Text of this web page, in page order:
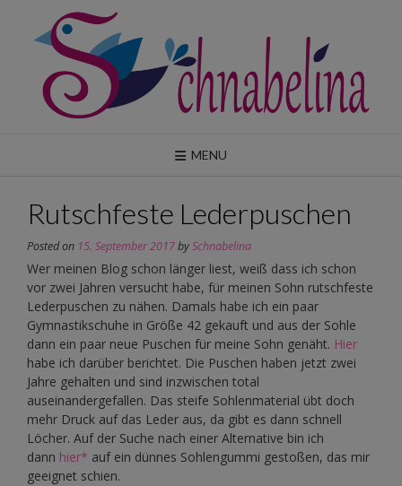
content
MENU
Rutschfeste Lederpuschen
Posted on 15. September 2017bySchnabelina
Wer meinen Blog schon länger liest, weiß dass ich schon
vor zwei Jahren versucht habe, für meinen Sohn rutschfeste
Lederpuschen zu nähen. Damals habe ich ein paar
Gymnastikschuhe in Größe 42 gekauft und aus der Sohle
dann ein paar neue Puschen für meine Sohn genäht. Hier
habe ich darüber berichtet. Die Puschen haben jetzt zwei
Jahre gehalten und sind inzwischen total
auseinandergefallen. Das steife Sohlenmaterial übt doch
mehr Druck auf das Leder aus, da gibt es dann schnell
Löcher. Auf der Suche nach einer Alternative bin ich
dann hier* auf ein dünnes Sohlengummi gestoßen, das mir
geeignet schien.